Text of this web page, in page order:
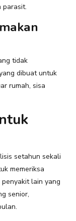
parasit.
tidak
dibuat untuk
rumah, sisa
setahun sekali
memeriksa
lain yang
senior,